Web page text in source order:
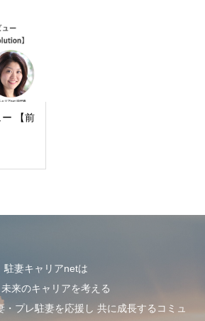
ー 【前
駐妻キャリアnetは
来のキャリアを考える
プレ駐妻を応援し 共に成長するコミュ